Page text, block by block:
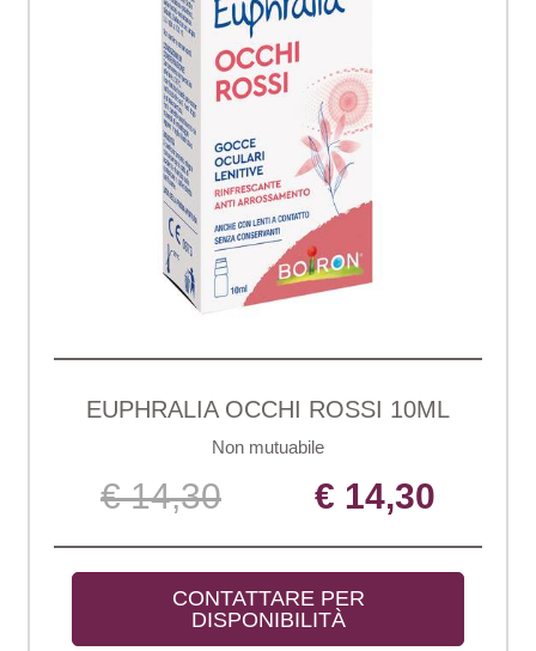
EUPHRALIA OCCHI ROSSI 10ML
Non mutuabile
€ 14,30 € 14,30
CONTATTARE PER
DISPONIBILITÀ